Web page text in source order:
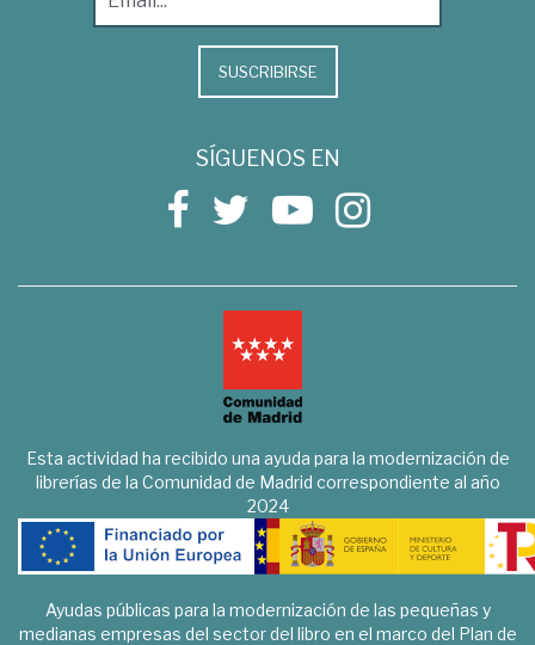
SUSCRIBIRSE
SÍGUENOS EN
Esta actividad ha recibido una ayuda para la modernización de
librerías de la Comunidad de Madrid correspondiente al año
2024
Ayudas públicas para la modernización de las pequeñas y
medianas empresas del sector del libro en el marco del Plan de